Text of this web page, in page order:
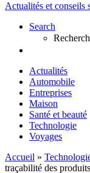
Actualités et conseils
Search
Actualités
Automobile
Entreprises
Maison
Santé et beauté
Technologie
Voyages
Accueil »
traçabilité des